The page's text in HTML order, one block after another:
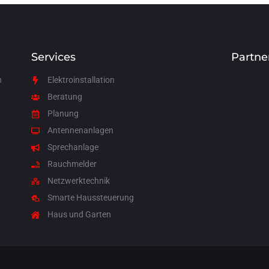
Services
Elektroinstallation
Beratung
Planung
Antennenanlagen
Sprechanlage
Rauchmelder
Netzwerktechnik
Smarte Haussteuerung
Haus und Garten